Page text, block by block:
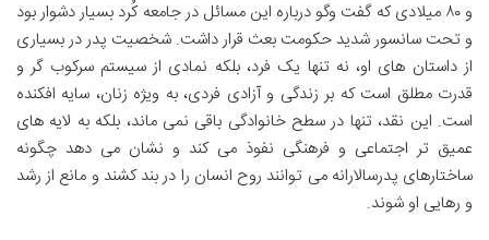
و ۸۰ میلادی که گفت وگو درباره این مسائل در جامعه کُرد بسیار دشوار بود
و تحت سانسور شدید حکومت بعث قرار داشت. شخصیت پدر در بسیاری
از داستان های او، نه تنها یک فرد، بلکه نمادی از سیستم سرکوب گر و
قدرت مطلق است که بر زندگی و آزادی فردی، به ویژه زنان، سایه افکنده
است. این نقد، تنها در سطح خانوادگی باقی نمی ماند، بلکه به لایه های
عمیق تر اجتماعی و فرهنگی نفوذ می کند و نشان می دهد چگونه
ساختارهای پدرسالارانه می توانند روح انسان را در بند کشند و مانع از رشد
و رهایی او شوند.